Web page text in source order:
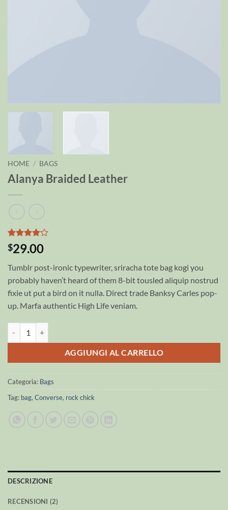
HOME / BAGS
Alanya Braided Leather
Valutato
4su 5
di
2
recensioni
$29.00
Tumblr post-ironic typewriter, sriracha tote bag kogi you
probably haven’t heard of them 8-bit tousled aliquip nostrud
fixie ut put a bird on it nulla. Direct trade Banksy Carles pop-
up. Marfa authentic High Life veniam.
AGGIUNGI AL CARRELLO
Categoria: Bags
Tag: bag, Converse, rock chick
DESCRIZIONE
RECENSIONI (2)